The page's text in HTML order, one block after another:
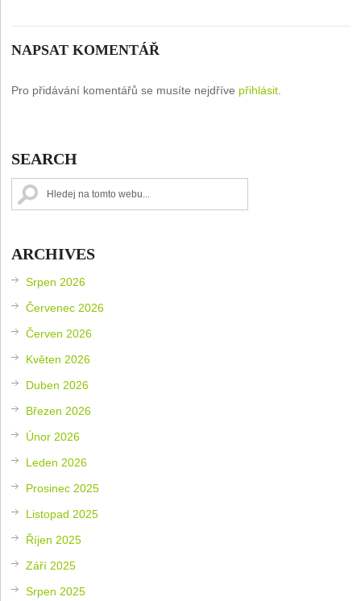
NAPSAT KOMENTÁŘ
Pro přidávání komentářů se musíte nejdříve přihlásit
SEARCH
ARCHIVES
Srpen 2026
Červenec 2026
Červen 2026
Květen 2026
Duben 2026
Březen 2026
Únor 2026
Leden 2026
Prosinec 2025
Listopad 2025
Říjen 2025
Září 2025
Srpen 2025